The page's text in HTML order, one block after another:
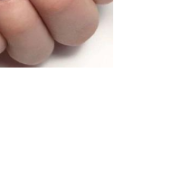
Маникюр с цветочным
дизайном